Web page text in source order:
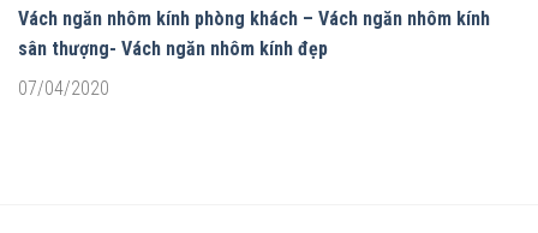
Vách ngăn nhôm kính phòng khách – Vách ngăn nhôm kính
sân thượng- Vách ngăn nhôm kính đẹp
07/04/2020